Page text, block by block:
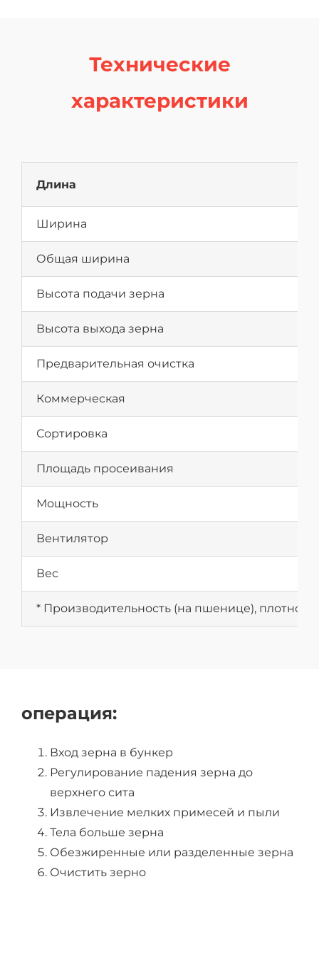
Технические
характеристики
Длина
Ширина
Общая ширина
Высота подачи зерна
Высота выхода зерна
Предварительная очистка
Коммерческая
Сортировка
Площадь просеивания
Мощность
Вентилятор
Вес
* Производительность (на пшенице),
операция:
Вход зерна в бункер
Регулирование падения зерна до
верхнего сита
Извлечение мелких примесей и пыли
Тела больше зерна
Обезжиренные или разделенные зерна
Очистить зерно